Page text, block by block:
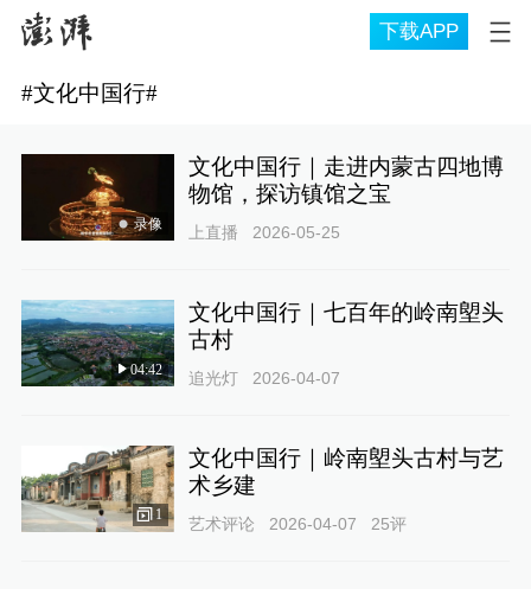
下载APP
#文化中国行#
录像
文化中国行｜走进内蒙古四地博
物馆，探访镇馆之宝
上直播 2026-05-25
04:42
文化中国行｜七百年的岭南塱头
古村
追光灯 2026-04-07
1
文化中国行｜岭南塱头古村与艺
术乡建
艺术评论 2026-04-07 25评